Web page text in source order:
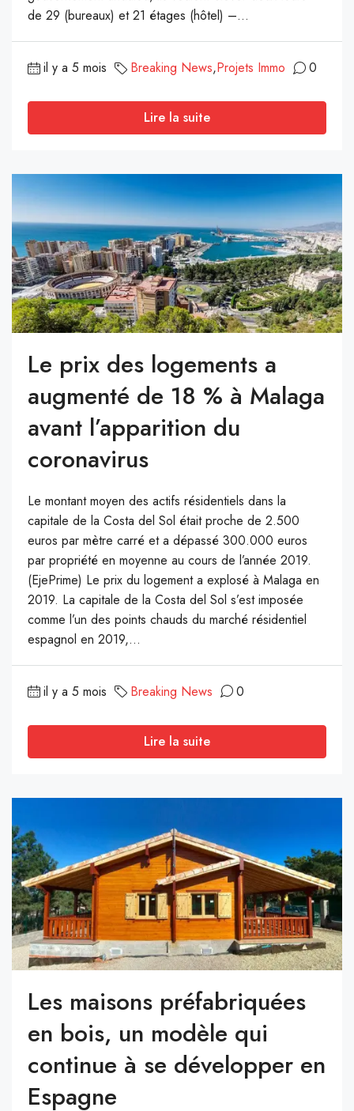
de 29 (bureaux) et 21 étages (hôtel) –...
il y a 5 mois Breaking News,Projets Immo 0
Lire la suite
Le prix des logements a
augmenté de 18 % à Malaga
avant l’apparition du
coronavirus
Le montant moyen des actifs résidentiels dans la
capitale de la Costa del Sol était proche de 2.500
euros par mètre carré et a dépassé 300.000 euros
par propriété en moyenne au cours de l’année 2019.
(EjePrime) Le prix du logement a explosé à Malaga en
2019. La capitale de la Costa del Sol s’est imposée
comme l’un des points chauds du marché résidentiel
espagnol en 2019,...
il y a 5 mois Breaking News 0
Lire la suite
Les maisons préfabriquées
en bois, un modèle qui
continue à se développer en
Espagne